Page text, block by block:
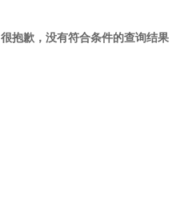
很抱歉，没有符合条件的查询结果